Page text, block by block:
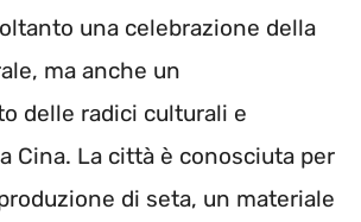
una celebrazione della
ma anche un
delle radici culturali e
Cina. La città è conosciuta per
di seta, un materiale